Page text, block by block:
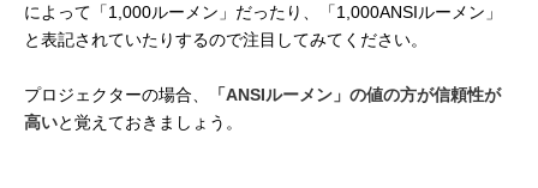
によって「1,000ルーメン」だったり、「1,000ANSIルーメン」
と表記されていたりするので注目してみてください。
プロジェクターの場合、
「ANSIルーメン」の値の方が信頼性が
高いと覚えておきましょう。